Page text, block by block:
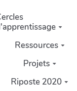
principal
Ressources
Projets
Riposte 2020